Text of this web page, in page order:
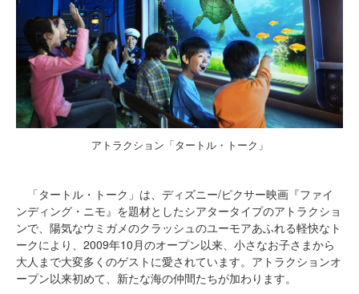
アトラクション「タートル・トーク」
「タートル・トーク」は、ディズニー/ピクサー映画『ファイ
ンディング・ニモ』を題材としたシアタータイプのアトラクショ
ンで、陽気なウミガメのクラッシュのユーモアあふれる軽快なト
ークにより、2009年10月のオープン以来、小さなお子さまから
大人まで大変多くのゲストに愛されています。アトラクションオ
ープン以来初めて、新たな海の仲間たちが加わります。